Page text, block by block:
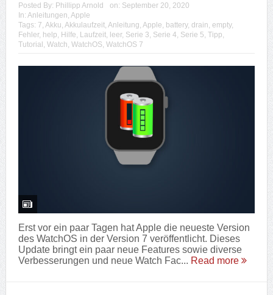
Posted By: Phillipp Arnold on: September 20, 2020
In: Anleitungen Apple
Tags: 7 Akku Akkulaufzeit, Anleitung Apple battery, drain empty,
Fehler, help Hilfe Laufzeit, leer, Serie 3 Serie 4 Serie 5 Tipp
Tutorial Watch WatchOS WatchOS 7
Erst vor ein paar Tagen hat Apple die neueste Version
des WatchOS in der Version 7 veröffentlicht. Dieses
Update bringt ein paar neue Features sowie diverse
Verbesserungen und neue Watch Fac... Read more